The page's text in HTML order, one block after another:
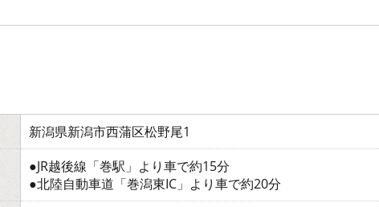
新潟県新潟市西蒲区松野尾1
●JR越後線「巻駅」より車で約15分
●北陸自動車道「巻潟東IC」より車で約20分